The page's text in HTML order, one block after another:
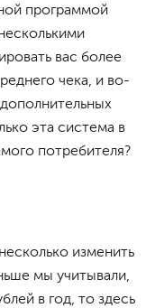
программой
вас более
чека, и во-
эта система в
потребителя?
изменить
мы учитывали,
в год, то здесь